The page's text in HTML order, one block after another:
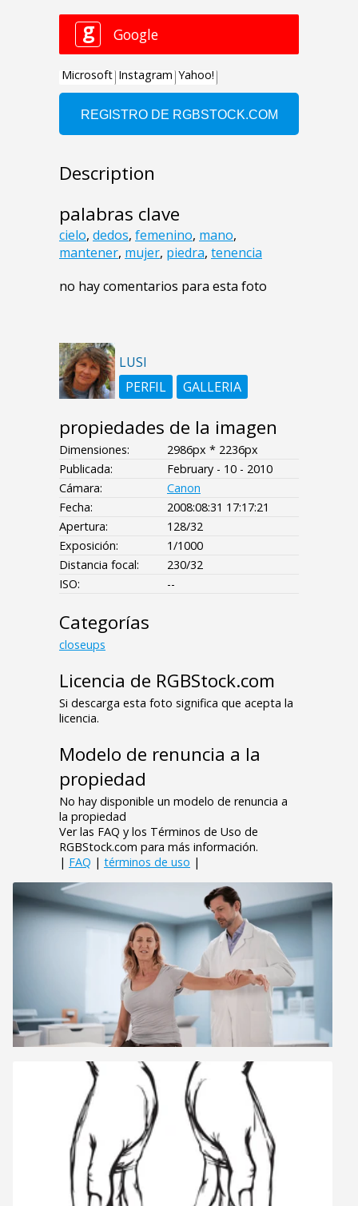
Description
palabras clave
cielo, dedos, femenino, mano,
mantener, mujer, piedra, tenencia
no hay comentarios para esta foto
LUSI
PERFIL
GALLERIA
propiedades de la imagen
Dimensiones:
2986px * 2236px
Publicada:
February - 10 - 2010
Cámara:
Canon
Fecha:
2008:08:31 17:17:21
Apertura:
128/32
Exposición:
1/1000
Distancia focal:
230/32
ISO:
--
Categorías
closeups
Licencia de RGBStock.com
Si descarga esta foto significa que acepta la
licencia.
Modelo de renuncia a la
propiedad
No hay disponible un modelo de renuncia a
la propiedad
Ver las FAQ y los Términos de Uso de
RGBStock.com para más información.
| FAQ | términos de uso |